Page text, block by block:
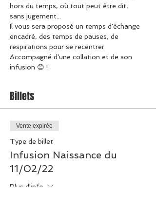
hors du temps, où tout peut être dit,
sans jugement...
Il vous sera proposé un temps d'échange
encadré, des temps de pauses, de
respirations pour se recentrer.
Accompagné d'une collation et de son
infusion 😊 !
Billets
Vente expirée
Type de billet
Infusion Naissance du
11/02/22
Plus d'info